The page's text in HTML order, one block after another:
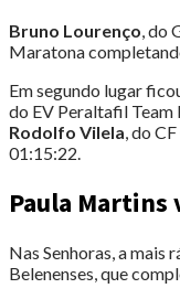
Bruno Lourenço, do
Maratona
Em segundo lugar
do EV Peraltafil Team
Rodolfo Vilela, do
01:15:22.
Paula Martins
Nas Senhoras, a mais
Belenenses, que